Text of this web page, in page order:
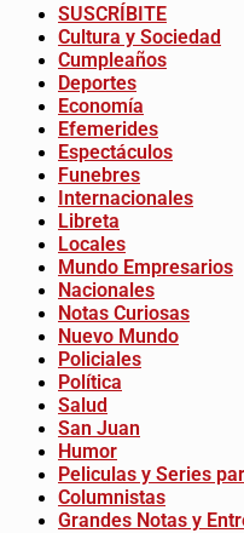
SUSCRÍBITE
Cultura y Sociedad
Cumpleaños
Deportes
Economía
Efemerides
Espectáculos
Funebres
Internacionales
Libreta
Locales
Mundo Empresarios
Nacionales
Notas Curiosas
Nuevo Mundo
Policiales
Política
Salud
San Juan
Humor
Peliculas y Series
Columnistas
Grandes Notas y